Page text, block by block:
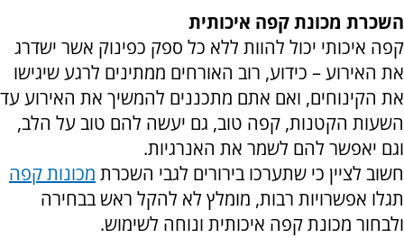
השכרת מכונת קפה איכותית
קפה איכותי יכול להוות ללא כל ספק כפינוק אשר ישדרג
את האירוע – כידוע, רוב האורחים ממתינים לרגע שיגישו
את הקינוחים, ואם אתם מתכננים להמשיך את האירוע עד
השעות הקטנות, קפה טוב, גם יעשה להם טוב על הלב,
וגם יאפשר להם לשמר את האנרגיות.
חשוב לציין כי שתערכו בירורים לגבי השכרת מכונות קפה
תגלו אפשרויות רבות, מומלץ לא להקל ראש בבחירה
ולבחור מכונת קפה איכותית ונוחה לשימוש.